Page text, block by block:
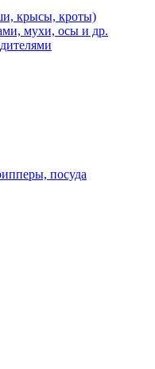
крысы, кроты)
мухи, осы и др.
посуда